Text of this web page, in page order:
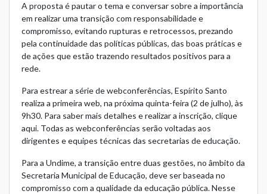
A proposta é pautar o tema e conversar sobre a importância
em realizar uma transição com responsabilidade e
compromisso, evitando rupturas e retrocessos, prezando
pela continuidade das políticas públicas, das boas práticas e
de ações que estão trazendo resultados positivos para a
rede.
Para estrear a série de webconferências, Espírito Santo
realiza a primeira web, na próxima quinta-feira (2 de julho), às
9h30. Para saber mais detalhes e realizar a inscrição, clique
aqui. Todas as webconferências serão voltadas aos
dirigentes e equipes técnicas das secretarias de educação.
Para a Undime, a transição entre duas gestões, no âmbito da
Secretaria Municipal de Educação, deve ser baseada no
compromisso com a qualidade da educação pública. Nesse